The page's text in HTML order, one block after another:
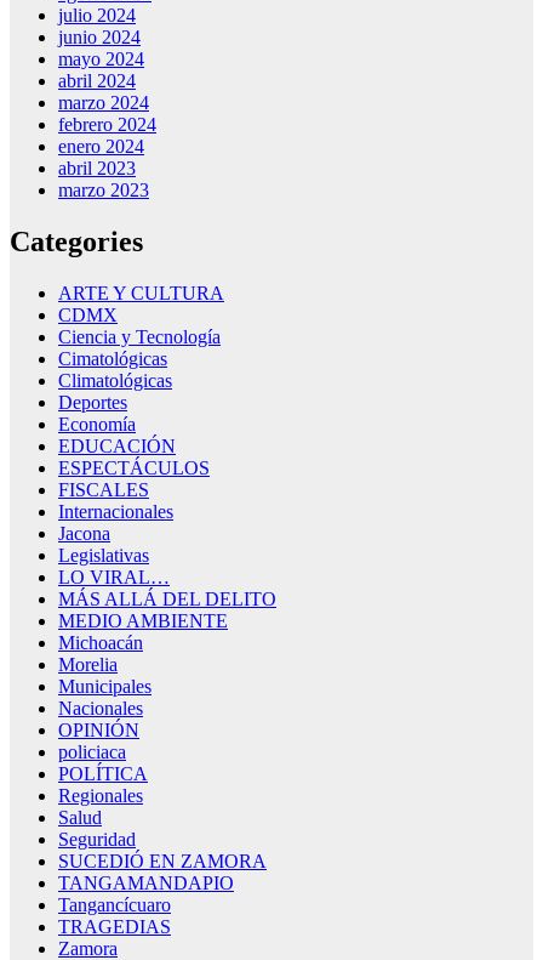
julio 2024
junio 2024
mayo 2024
abril 2024
marzo 2024
febrero 2024
enero 2024
abril 2023
marzo 2023
Categories
ARTE Y CULTURA
CDMX
Ciencia y Tecnología
Cimatológicas
Climatológicas
Deportes
Economía
EDUCACIÓN
ESPECTÁCULOS
FISCALES
Internacionales
Jacona
Legislativas
LO VIRAL…
MÁS ALLÁ DEL DELITO
MEDIO AMBIENTE
Michoacán
Morelia
Municipales
Nacionales
OPINIÓN
policiaca
POLÍTICA
Regionales
Salud
Seguridad
SUCEDIÓ EN ZAMORA
TANGAMANDAPIO
Tangancícuaro
TRAGEDIAS
Zamora